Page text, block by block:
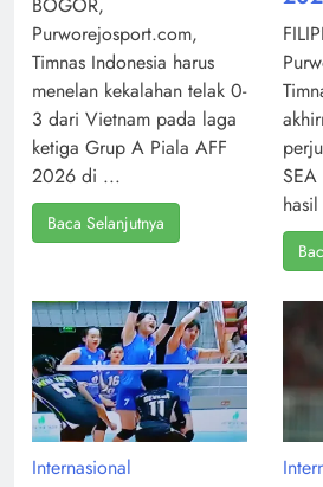
Purworejosport.com,
Timnas Indonesia harus
menelan kekalahan telak 0-
3 dari Vietnam pada laga
ketiga Grup A Piala AFF
2026 di ...
Baca Selanjutnya
Internasional